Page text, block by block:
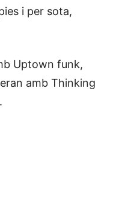
i per sota,
Uptown funk,
amb Thinking